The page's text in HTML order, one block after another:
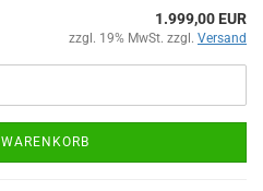
1.999,00 EUR
zzgl. 19% MwSt. zzgl. Versand